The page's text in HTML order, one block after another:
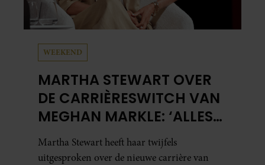
WEEKEND
MARTHA STEWART OVER
DE CARRIÈRESWITCH VAN
MEGHAN MARKLE: ‘ALLES
DRAAIT OM
AUTHENTICITEIT’
Martha Stewart heeft haar twijfels
uitgesproken over de nieuwe carrière van